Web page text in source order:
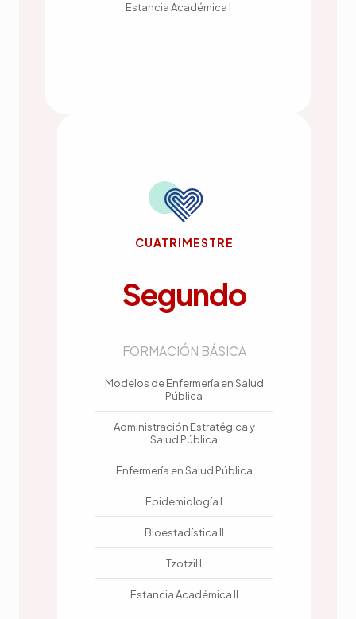
Estancia Académica I
CUATRIMESTRE
Segundo
FORMACIÓN BÁSICA
Modelos de Enfermería en Salud
Pública
Administración Estratégica y
Salud Pública
Enfermería en Salud Pública
Epidemiología I
Bioestadística II
Tzotzil I
Estancia Académica II